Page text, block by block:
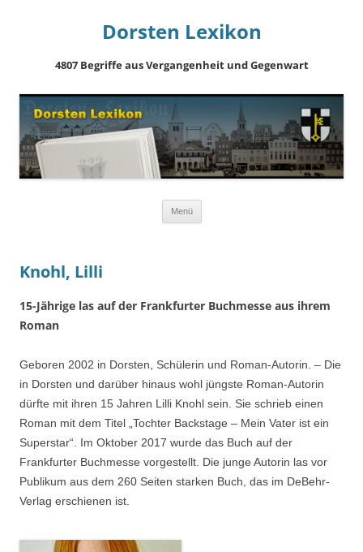
Dorsten Lexikon
4807 Begriffe aus Vergangenheit und Gegenwart
Menü
Knohl, Lilli
15-Jährige las auf der Frankfurter Buchmesse aus ihrem
Roman
Geboren 2002 in Dorsten, Schülerin und Roman-Autorin. – Die
in Dorsten und darüber hinaus wohl jüngste Roman-Autorin
dürfte mit ihren 15 Jahren Lilli Knohl sein. Sie schrieb einen
Roman mit dem Titel „Tochter Backstage – Mein Vater ist ein
Superstar“. Im Oktober 2017 wurde das Buch auf der
Frankfurter Buchmesse vorgestellt. Die junge Autorin las vor
Publikum aus dem 260 Seiten starken Buch, das im DeBehr-
Verlag erschienen ist.